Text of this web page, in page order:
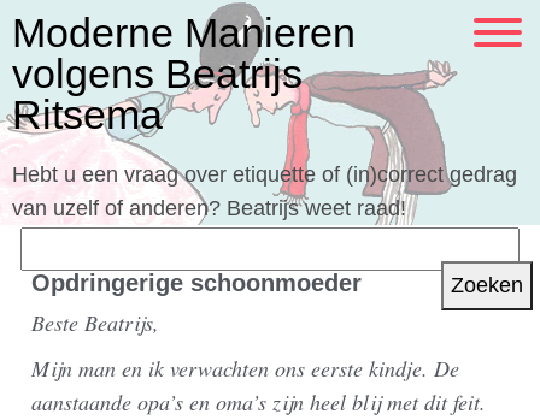
Moderne Manieren
volgens Beatrijs
Ritsema
Hebt u een vraag over etiquette of (in)correct gedrag
van uzelf of anderen? Beatrijs weet raad!
naar:Opdringerige schoonmoeder
Beste Beatrijs,
Mijn man en ik verwachten ons eerste kindje. De
aanstaande opa’s en oma’s zijn heel blij met dit feit.